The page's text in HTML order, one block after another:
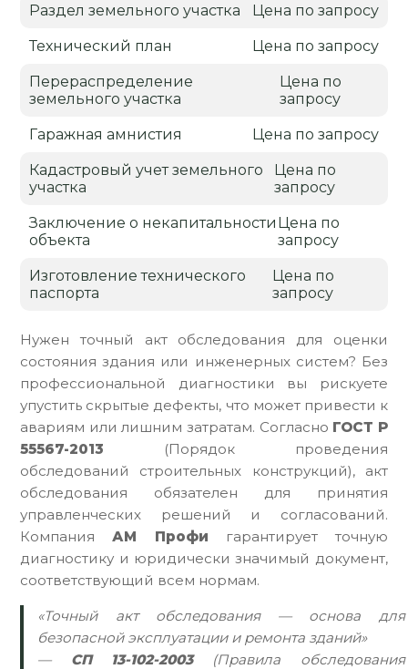
Нужен точный акт обследования для оценки
состояния здания или инженерных систем? Без
профессиональной диагностики вы рискуете
упустить скрытые дефекты, что может привести к
авариям или лишним затратам. Согласно ГОСТ Р
55567-2013 (Порядок проведения
обследований строительных конструкций), акт
обследования обязателен для принятия
управленческих решений и согласований.
КомпанияАМ Профи гарантирует точную
диагностику и юридически значимый документ,
соответствующий всем нормам.
«Точный акт обследования — основа для
безопасной эксплуатации и ремонта зданий»
— СП 13-102-2003(Правила обследования
Раздел земельного участка Цена по запросу
Технический план Цена по запросу
Перераспределение
земельного участка
Цена по
запросу
Гаражная амнистия Цена по запросу
Кадастровый учет земельного
участка
Цена по
запросу
Заключение о некапитальности
объекта
Цена по
запросу
Изготовление технического
паспорта
Цена по
запросу